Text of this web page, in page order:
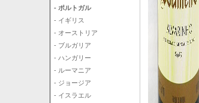
- ポルトガル
- イギリス
- オーストリア
- ブルガリア
- ハンガリー
- ルーマニア
- ジョージア
- イスラエル